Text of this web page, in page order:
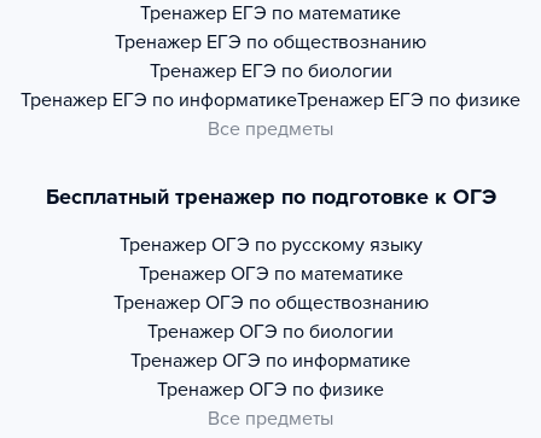
Тренажер ЕГЭ по математике
Тренажер ЕГЭ по обществознанию
Тренажер ЕГЭ по биологии
Тренажер ЕГЭ по информатикеТренажер ЕГЭ по физике
Все предметы
Бесплатный тренажер по подготовке к ОГЭ
Тренажер ОГЭ по русскому языку
Тренажер ОГЭ по математике
Тренажер ОГЭ по обществознанию
Тренажер ОГЭ по биологии
Тренажер ОГЭ по информатике
Тренажер ОГЭ по физике
Все предметы